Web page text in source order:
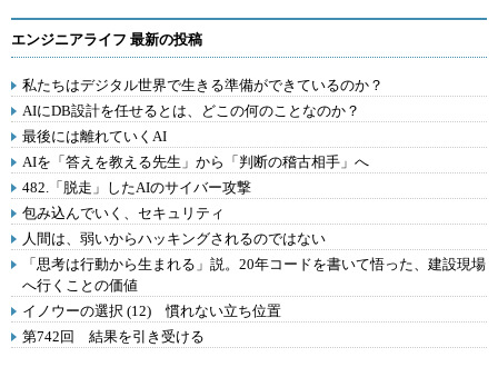
エンジニアライフ 最新の投稿
私たちはデジタル世界で生きる準備ができているのか？
AIにDB設計を任せるとは、どこの何のことなのか？
最後には離れていくAI
AIを「答えを教える先生」から「判断の稽古相手」へ
482.「脱走」したAIのサイバー攻撃
包み込んでいく、セキュリティ
人間は、弱いからハッキングされるのではない
「思考は行動から生まれる」説。20年コードを書いて悟った、建設現場
へ行くことの価値
イノウーの選択 (12) 慣れない立ち位置
第742回 結果を引き受ける